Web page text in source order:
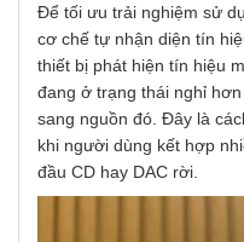
Để tối ưu trải nghiệm sử
cơ chế tự nhận diện tín
thiết bị phát hiện tín hiệu
đang ở trạng thái nghỉ
sang nguồn đó. Đây là
khi người dùng kết hợp
đầu CD hay DAC rời.